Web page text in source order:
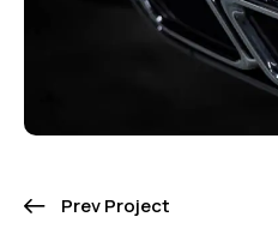
Prev Project